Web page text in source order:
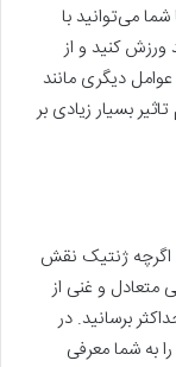
می‌توانید با
ورزش کنید و از
دیگری مانند
بسیار زیادی بر
اگرچه ژنتیک نقش
متعادل و غنی از
برسانید. در
به شما معرفی